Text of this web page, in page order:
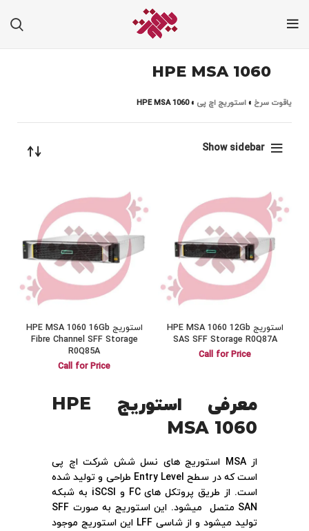
HPE MSA 1060
یاقوت سرخ »استوریج اچ پی »
HPE MSA 1060
Show sidebar
استوریج HPE MSA 1060 12Gb
SAS SFF Storage R0Q87A
Call for Price
استوریج HPE MSA 1060 16Gb
Fibre Channel SFF Storage
R0Q85A
Call for Price
معرفی استوریج HPE
MSA 1060
از MSA استوریج های نسل شش شرکت اچ پی
است که در سطح Entry Level طراحی و تولید شده
است. از طریق پروتکل های FC و iSCSI به شبکه
SAN متصل میشود. این استوریج به صورت SFF
تولید میشود و از شاسی LFF این استوریج موجود